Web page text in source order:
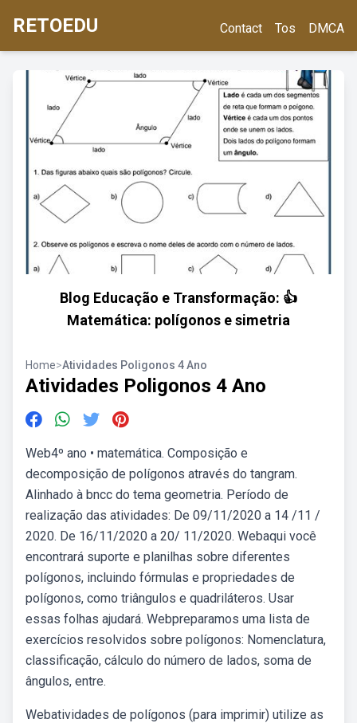
RETOEDU Contact Tos DMCA
Blog Educação e Transformação: 👍
Matemática: polígonos e simetria
Home>Atividades Poligonos 4 Ano
Atividades Poligonos 4 Ano
Web4º ano • matemática. Composição e
decomposição de polígonos através do tangram.
Alinhado à bncc do tema geometria. Período de
realização das atividades: De 09/11/2020 a 14 /11 /
2020. De 16/11/2020 a 20/ 11/2020. Webaqui você
encontrará suporte e planilhas sobre diferentes
polígonos, incluindo fórmulas e propriedades de
polígonos, como triângulos e quadriláteros. Usar
essas folhas ajudará. Webpreparamos uma lista de
exercícios resolvidos sobre polígonos: Nomenclatura,
classificação, cálculo do número de lados, soma de
ângulos, entre.
Webatividades de polígonos (para imprimir) utilize as